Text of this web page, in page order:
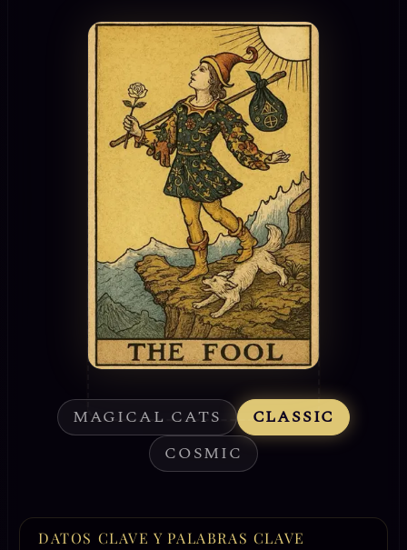
MAGICAL CATS
CLASSIC
COSMIC
DATOS CLAVE Y PALABRAS CLAVE